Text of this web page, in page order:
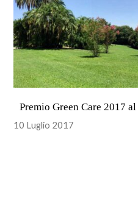
Premio Green Care 2017
10 Luglio 2017